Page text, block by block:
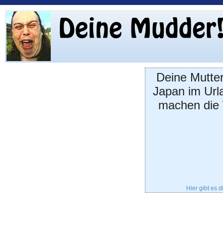
Deine
Japan im
machen
Hier gibt es